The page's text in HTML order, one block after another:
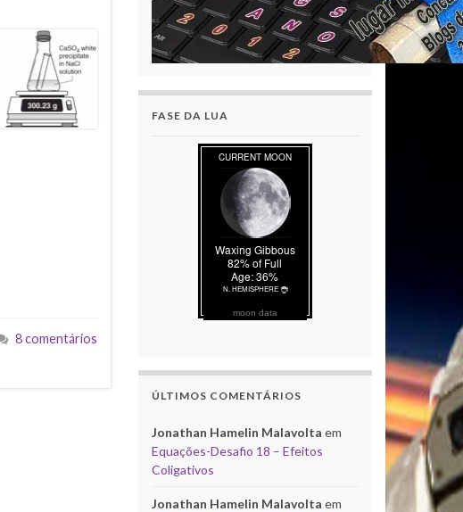
8 comentários
FASE DA LUA
moon data
ÚLTIMOS COMENTÁRIOS
Jonathan Hamelin Malavolta em
Equações-Desafio 18 – Efeitos
Coligativos
Jonathan Hamelin Malavolta em